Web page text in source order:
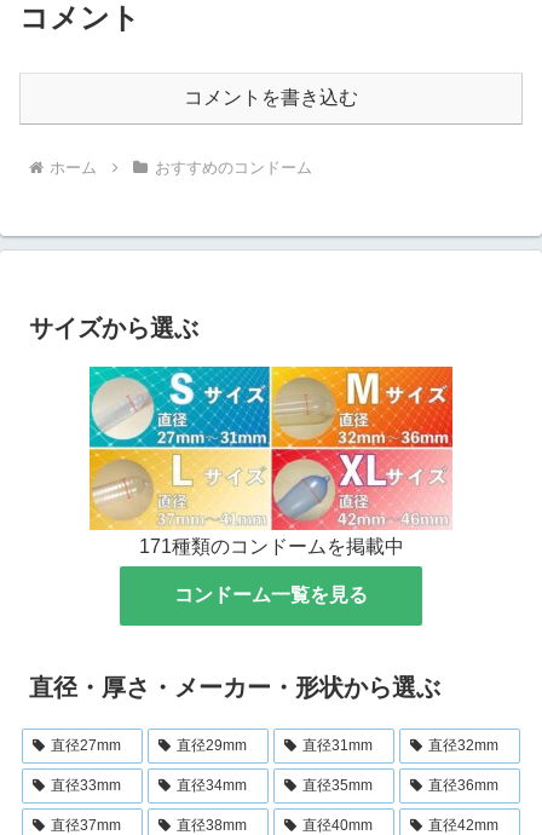
コメント
コメントを書き込む
ホーム おすすめのコンドーム
サイズから選ぶ
171種類のコンドームを掲載中
コンドーム一覧を見る
直径・厚さ・メーカー・形状から選ぶ
直径27mm 直径29mm 直径31mm 直径32mm
直径33mm 直径34mm 直径35mm 直径36mm
直径37mm 直径38mm 直径40mm 直径42mm